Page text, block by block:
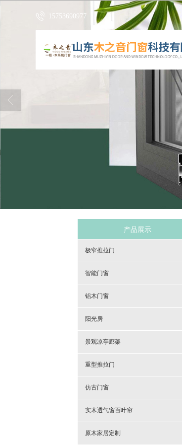
15753690977
产品展示
极窄推拉门
智能门窗
铝木门窗
阳光房
景观凉亭廊架
重型推拉门
仿古门窗
实木透气窗百叶帘
原木家居定制